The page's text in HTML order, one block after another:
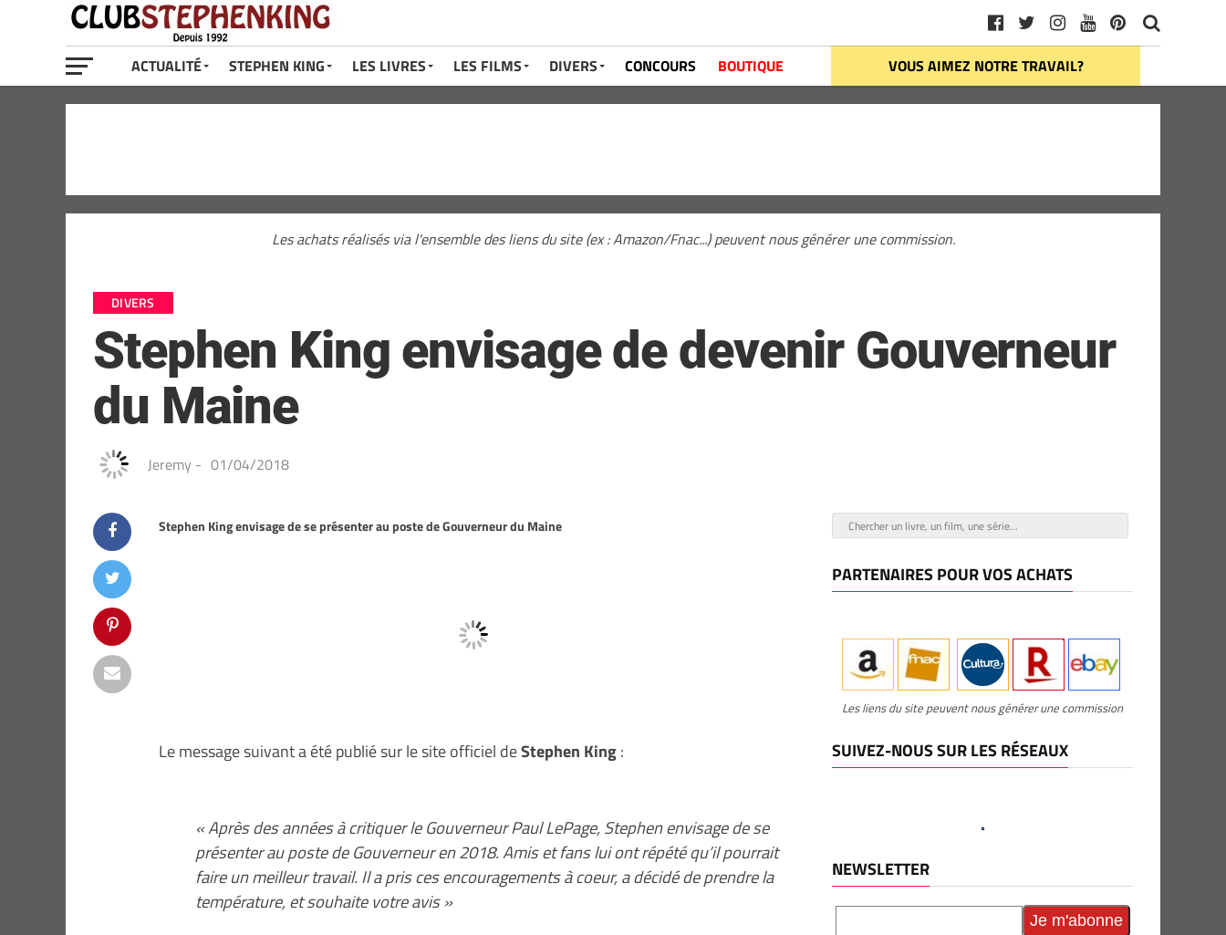
ACTUALITÉ STEPHEN KING LES LIVRES LES FILMS DIVERS CONCOURS BOUTIQUE VOUS AIMEZ NOTRE TRAVAIL?
Les achats réalisés via l'ensemble des liens du site (ex : Amazon/Fnac...) peuvent nous générer une commission.
DIVERS
Stephen King envisage de devenir Gouverneur
du Maine
Jeremy - 01/04/2018
Stephen King envisage de se présenter au poste de Gouverneur du Maine
Le message suivant a été publié sur le site officiel deStephen King:
« Après des années à critiquer le Gouverneur Paul LePage, Stephen envisage de se
présenter au poste de Gouverneur en 2018. Amis et fans lui ont répété qu’il pourrait
faire un meilleur travail. Il a pris ces encouragements à coeur, a décidé de prendre la
température, et souhaite votre avis »
PARTENAIRES POUR VOS ACHATS
Les liens du site peuvent nous générer une commission
SUIVEZ-NOUS SUR LES RÉSEAUX
NEWSLETTER